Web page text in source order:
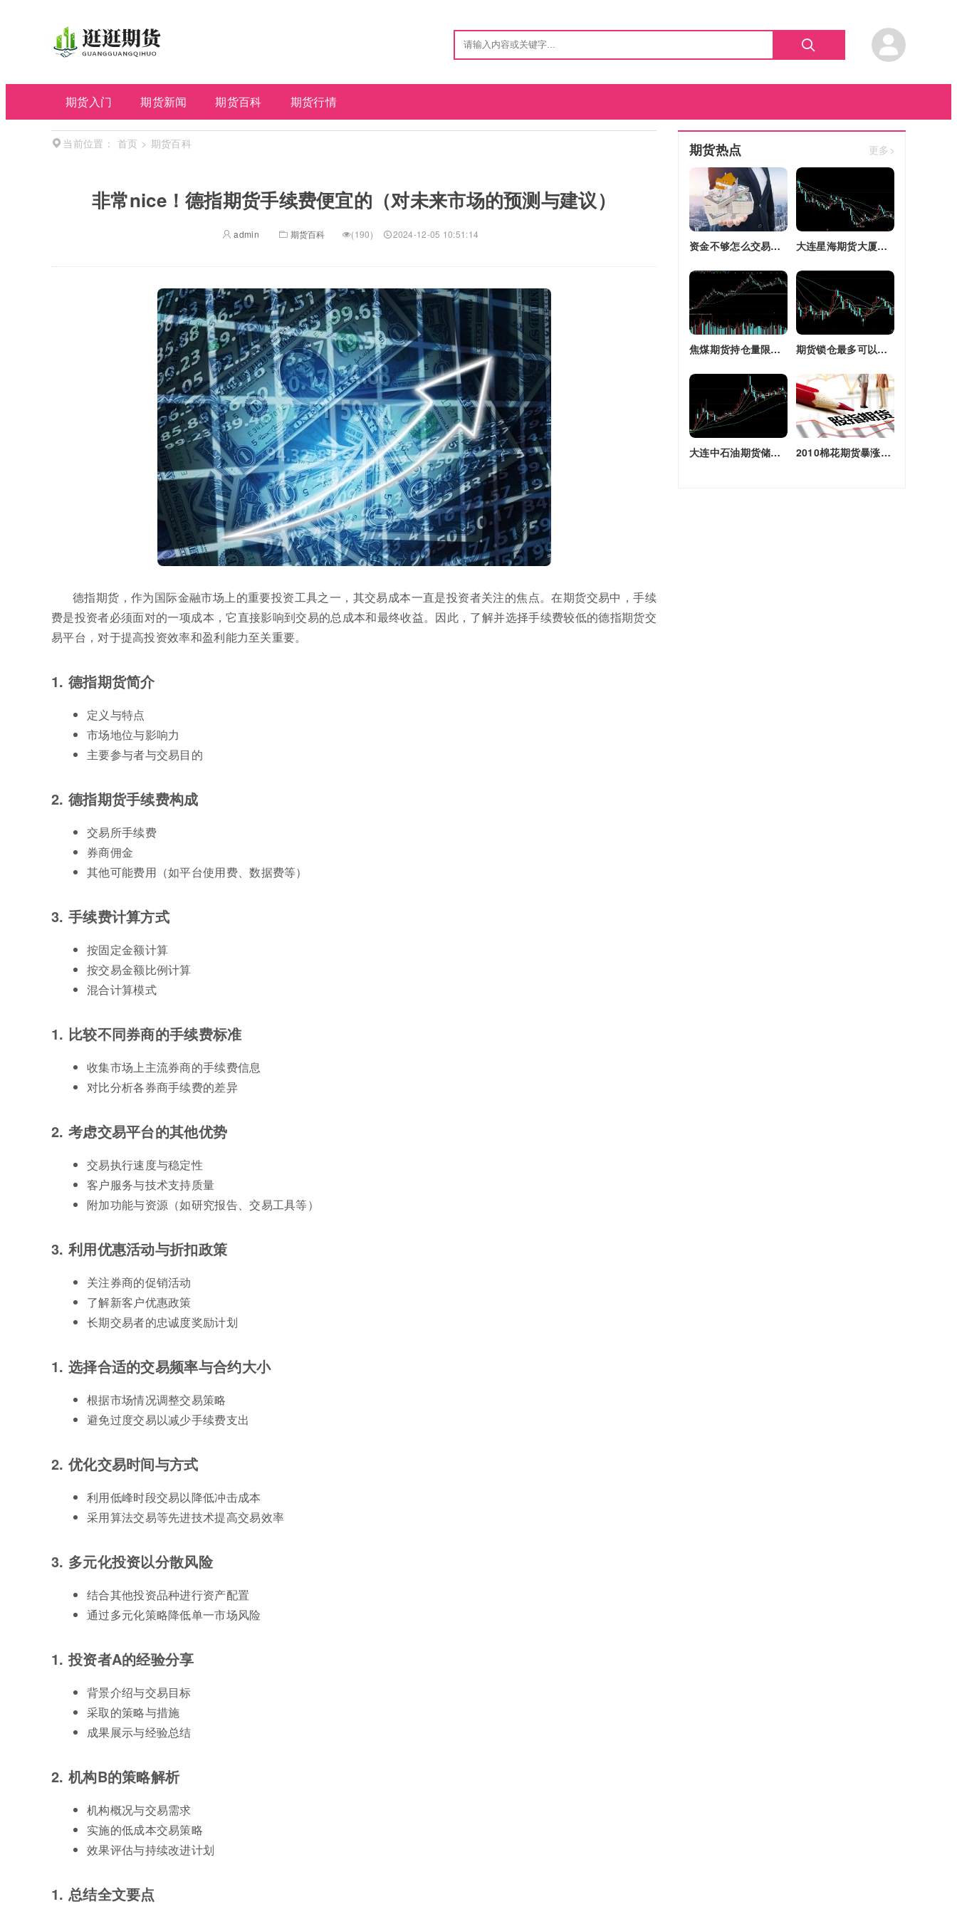
期货入门 期货新闻 期货百科 期货行情
当前位置： 首页 > 期货百科
非常nice！德指期货手续费便宜的（对未来市场的预测与建议）
admin 期货百科 (190) 2024-12-05 10:51:14
德指期货，作为国际金融市场上的重要投资工具之一，其交易成本一直是投资者关注的焦点。在期货交易中，手续
费是投资者必须面对的一项成本，它直接影响到交易的总成本和最终收益。因此，了解并选择手续费较低的德指期货交
易平台，对于提高投资效率和盈利能力至关重要。
1. 德指期货简介
定义与特点
市场地位与影响力
主要参与者与交易目的
2. 德指期货手续费构成
交易所手续费
券商佣金
其他可能费用（如平台使用费、数据费等）
3. 手续费计算方式
按固定金额计算
按交易金额比例计算
混合计算模式
1. 比较不同券商的手续费标准
收集市场上主流券商的手续费信息
对比分析各券商手续费的差异
2. 考虑交易平台的其他优势
交易执行速度与稳定性
客户服务与技术支持质量
附加功能与资源（如研究报告、交易工具等）
3. 利用优惠活动与折扣政策
关注券商的促销活动
了解新客户优惠政策
长期交易者的忠诚度奖励计划
1. 选择合适的交易频率与合约大小
根据市场情况调整交易策略
避免过度交易以减少手续费支出
2. 优化交易时间与方式
利用低峰时段交易以降低冲击成本
采用算法交易等先进技术提高交易效率
3. 多元化投资以分散风险
结合其他投资品种进行资产配置
通过多元化策略降低单一市场风险
1. 投资者A的经验分享
背景介绍与交易目标
采取的策略与措施
成果展示与经验总结
2. 机构B的策略解析
机构概况与交易需求
实施的低成本交易策略
效果评估与持续改进计划
1. 总结全文要点
期货热点 更多>
资金不够怎么交易股指期货(资金不够怎么交易股指期货呢) 大连星海期货大厦四区改建(大连星海广场期货大厦)
焦煤期货持仓量限额(焦煤期货持仓量限额是多少) 期货锁仓最多可以多长时间(期货锁仓最多可以多长时间卖出)
大连中石油期货储备库(大连原油期货) 2010棉花期货暴涨原因(2010棉花期货暴涨原因是什么)